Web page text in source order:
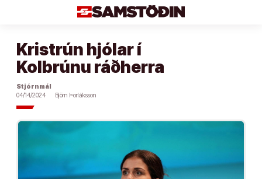
Kristrún hjólar í
Kolbrúnu ráðherra
Stjórnmál
04/14/2024
Björn Þorláksson